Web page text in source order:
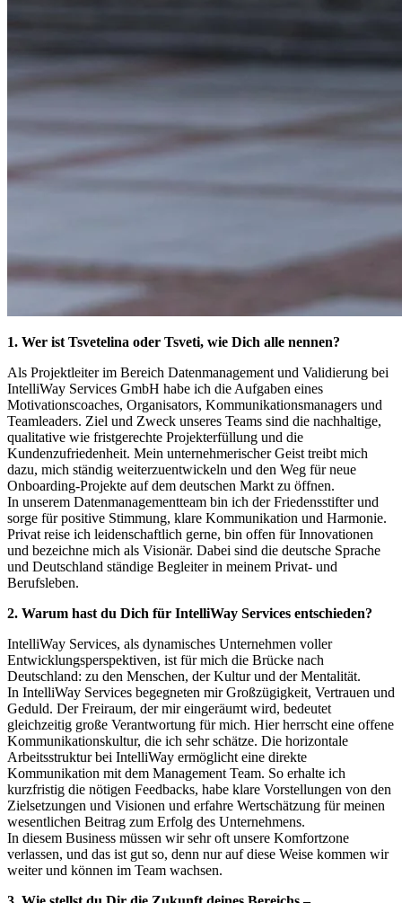
1. Wer ist Tsvetelina oder Tsveti, wie Dich alle nennen?
Als Projektleiter im Bereich Datenmanagement und Validierung bei
IntelliWay Services GmbH habe ich die Aufgaben eines
Motivationscoaches, Organisators, Kommunikationsmanagers und
Teamleаders. Ziel und Zweck unseres Teams sind die nachhaltige,
qualitative wie fristgerechte Projekterfüllung und die
Kundenzufriedenheit. Mein unternehmerischer Geist treibt mich
dazu, mich ständig weiterzuentwickeln und den Weg für neue
Onboarding-Projekte auf dem deutschen Markt zu öffnen.
In unserem Datenmanagementteam bin ich der Friedensstifter und
sorge für positive Stimmung, klare Kommunikation und Harmonie.
Privat reise ich leidenschaftlich gerne, bin offen für Innovationen
und bezeichne mich als Visionär. Dabei sind die deutsche Sprache
und Deutschland ständige Begleiter in meinem Privat- und
Berufsleben.
2. Warum hast du Dich für IntelliWay Services entschieden?
IntelliWay Services, als dynamisches Unternehmen voller
Entwicklungsperspektiven, ist für mich die Brücke nach
Deutschland: zu den Menschen, der Kultur und der Mentalität.
In IntelliWay Services begegneten mir Großzügigkeit, Vertrauen und
Geduld. Der Freiraum, der mir eingeräumt wird, bedeutet
gleichzeitig große Verantwortung für mich. Hier herrscht eine offene
Kommunikationskultur, die ich sehr schätze. Die horizontale
Arbeitsstruktur bei IntelliWay ermöglicht eine direkte
Kommunikation mit dem Management Team. So erhalte ich
kurzfristig die nötigen Feedbacks, habe klare Vorstellungen von den
Zielsetzungen und Visionen und erfahre Wertschätzung für meinen
wesentlichen Beitrag zum Erfolg des Unternehmens.
In diesem Business müssen wir sehr oft unsere Komfortzone
verlassen, und das ist gut so, denn nur auf diese Weise kommen wir
weiter und können im Team wachsen.